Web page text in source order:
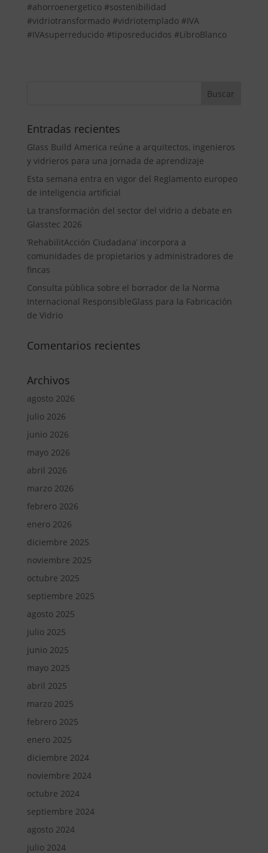
#ahorroenergetico #sostenibilidad
#vidriotransformado #vidriotemplado #IVA
#IVAsuperreducido #tiposreducidos #LibroBlanco
Entradas recientes
Glass Build America reúne a arquitectos, ingenieros
y vidrieros para una jornada de aprendizaje
Esta semana entra en vigor del Reglamento europeo
de inteligencia artificial
La transformación del sector del vidrio a debate en
Glasstec 2026
‘RehabilitAcción Ciudadana’ incorpora a
comunidades de propietarios y administradores de
fincas
Consulta pública sobre el borrador de la Norma
Internacional ResponsibleGlass para la Fabricación
de Vidrio
Comentarios recientes
Archivos
agosto 2026
julio 2026
junio 2026
mayo 2026
abril 2026
marzo 2026
febrero 2026
enero 2026
diciembre 2025
noviembre 2025
octubre 2025
septiembre 2025
agosto 2025
julio 2025
junio 2025
mayo 2025
abril 2025
marzo 2025
febrero 2025
enero 2025
diciembre 2024
noviembre 2024
octubre 2024
septiembre 2024
agosto 2024
julio 2024